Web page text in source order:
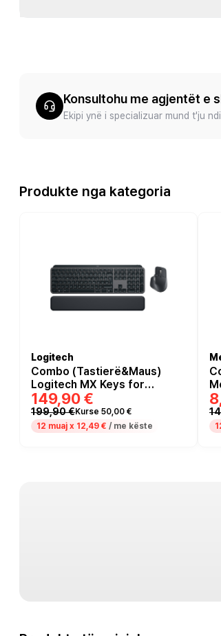
Konsultohu me agjentët e
Ekipi ynë i specializuar mund t'ju
Produkte nga kategoria
Logitech
Combo (Tastierë&Maus)
Logitech MX Keys for
Business QWERTZ - Grafit
149,90 €
199,90 €Kurse 50,00 €
12 muaj x 12,49 € / me këste